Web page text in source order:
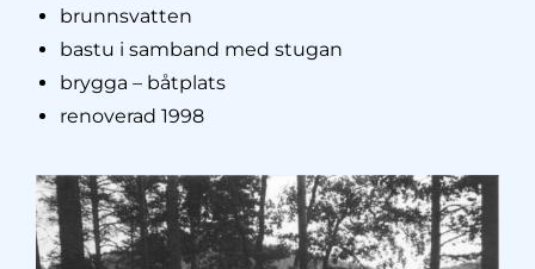
brunnsvatten
bastu i samband med stugan
brygga – båtplats
renoverad 1998